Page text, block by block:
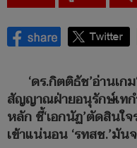
‘ดร.กิตติธัช’อ่านเก
สัญญาณฝ่ายอนุรักษ์เทก
หลัก ชี้‘เอกนัฏ’ตัดสินใ
เข้าแน่นอน ‘รทสช.’มั